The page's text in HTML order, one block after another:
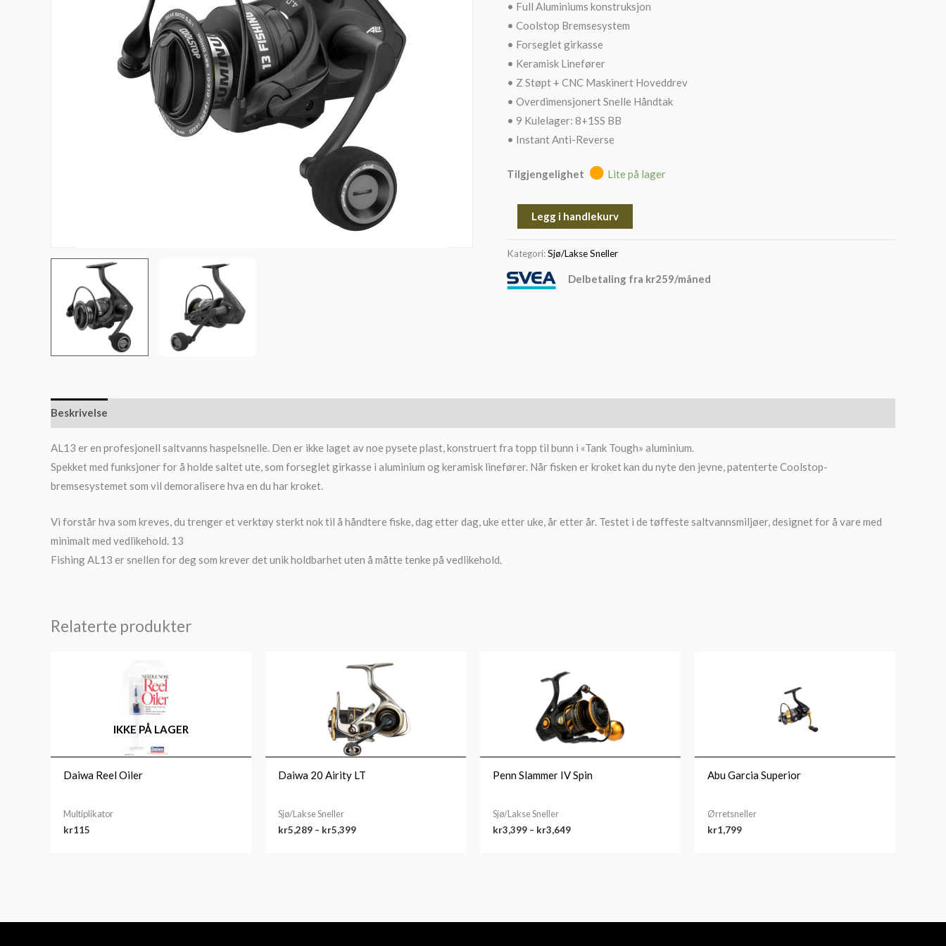
• Full Aluminiums konstruksjon
• Coolstop Bremsesystem
• Forseglet girkasse
• Keramisk Linefører
• Z Støpt + CNC Maskinert Hoveddrev
• Overdimensjonert Snelle Håndtak
• 9 Kulelager: 8+1SS BB
• Instant Anti-Reverse
Tilgjengelighet Lite på lager
Legg i handlekurv
Kategori:Sjø/Lakse Sneller
Delbetaling fra kr259/måned
Beskrivelse
AL13 er en profesjonell saltvanns haspelsnelle. Den er ikke laget av noe pysete plast, konstruert fra topp til bunn i «Tank Tough» aluminium.
Spekket med funksjoner for å holde saltet ute, som forseglet girkasse i aluminium og keramisk linefører. Når fisken er kroket kan du nyte den jevne, patenterte Coolstop-
bremsesystemet som vil demoralisere hva en du har kroket.
Vi forstår hva som kreves, du trenger et verktøy sterkt nok til å håndtere fiske, dag etter dag, uke etter uke, år etter år. Testet i de tøffeste saltvannsmiljøer, designet for å vare med
minimalt med vedlikehold. 13
Fishing AL13 er snellen for deg som krever det unik holdbarhet uten å måtte tenke på vedlikehold.
Relaterte produkter
IKKE PÅ LAGER
Daiwa Reel Oiler
Multiplikator
kr115
Daiwa 20 Airity LT
Sjø/Lakse Sneller
kr5,289 – kr5,399
kr5,289
kr5,399
Penn Slammer IV Spin
Sjø/Lakse Sneller
kr3,399 – kr3,649
kr3,649
Abu Garcia Superior
Ørretsneller
kr1,799